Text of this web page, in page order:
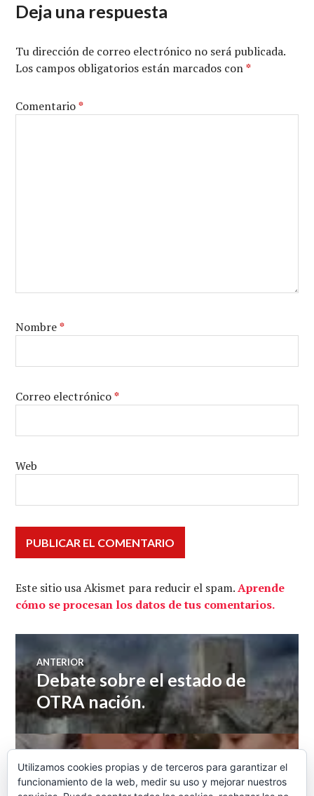
Deja una respuesta
Tu dirección de correo electrónico no será publicada.
Los campos obligatorios están marcados con*
Comentario*
Nombre*
Correo electrónico*
Web
Este sitio usa Akismet para reducir el spam.Aprende
cómo se procesan los datos de tus comentarios.
Navegación
de
entradas
ANTERIOR
Entrada
anterior:
Debate sobre el estado de
OTRA nación.
SIGUIENTE
Entrada
siguiente:
El conflicto generacional –
Utilizamos cookies propias y de terceros para garantizar el
funcionamiento de la web, medir su uso y mejorar nuestros